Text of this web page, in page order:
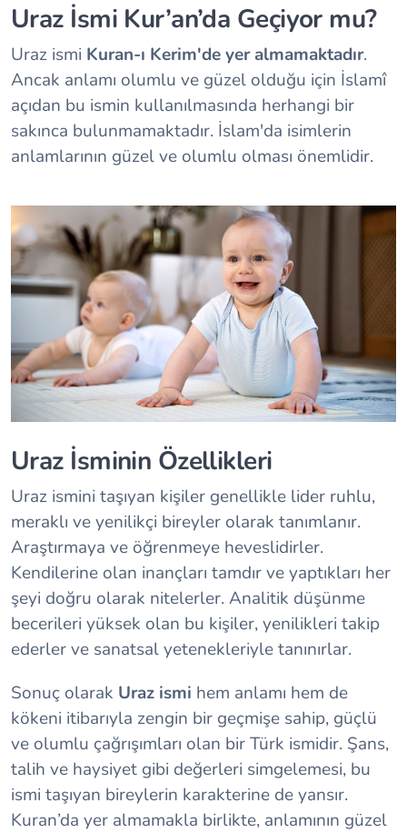
Uraz İsmi Kur’an’da Geçiyor mu?
Uraz ismi Kuran-ı Kerim'de yer almamaktadır.
Ancak anlamı olumlu ve güzel olduğu için İslamî
açıdan bu ismin kullanılmasında herhangi bir
sakınca bulunmamaktadır. İslam'da isimlerin
anlamlarının güzel ve olumlu olması önemlidir.
Uraz İsminin Özellikleri
Uraz ismini taşıyan kişiler genellikle lider ruhlu,
meraklı ve yenilikçi bireyler olarak tanımlanır.
Araştırmaya ve öğrenmeye heveslidirler.
Kendilerine olan inançları tamdır ve yaptıkları her
şeyi doğru olarak nitelerler. Analitik düşünme
becerileri yüksek olan bu kişiler, yenilikleri takip
ederler ve sanatsal yetenekleriyle tanınırlar.
Sonuç olarak Uraz ismi hem anlamı hem de
kökeni itibarıyla zengin bir geçmişe sahip, güçlü
ve olumlu çağrışımları olan bir Türk ismidir. Şans,
talih ve haysiyet gibi değerleri simgelemesi, bu
ismi taşıyan bireylerin karakterine de yansır.
Kuran’da yer almamakla birlikte, anlamının güzel